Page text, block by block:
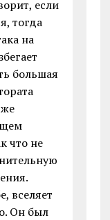
если
тогда
на
большая
что не
вселяет
Он был